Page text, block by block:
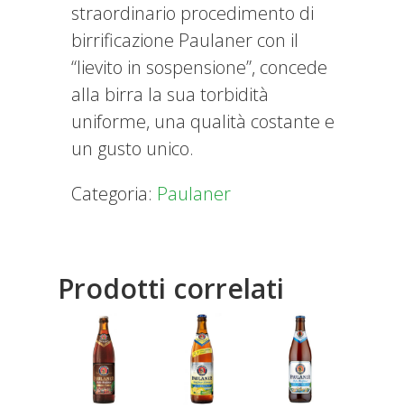
straordinario procedimento di
birrificazione Paulaner con il
“lievito in sospensione”, concede
alla birra la sua torbidità
uniforme, una qualità costante e
un gusto unico.
Categoria: Paulaner
Prodotti correlati